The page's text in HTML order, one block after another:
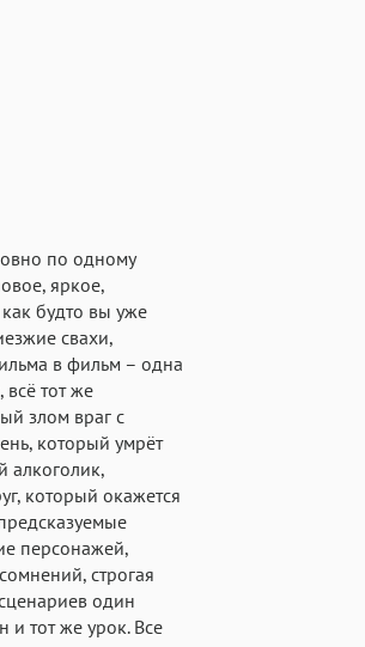
по одному
яркое,
будто вы уже
свахи,
в фильм – одна
тот же
злом враг с
который умрёт
алкоголик,
который окажется
персонажей,
строгая
один
и тот же урок. Все